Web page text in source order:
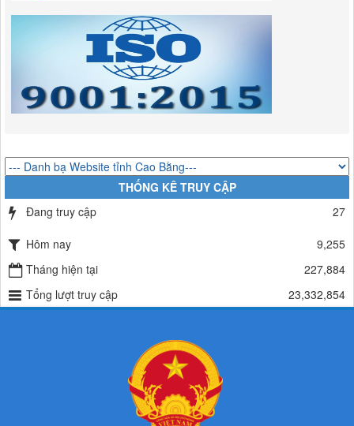
quyết của Ban Quản lý Khu kinh tế tỉnh Cao Bằng
Lượt xem:672 | lượt tải:203
Quyết định về việc công bố danh mục thủ tục hành chính mới ban
hành trong lĩnh vực khu công nghiệp, khu kinh tế thuộc thẩm quyền
giải quyết của Ban Quản lý Khu kinh tế tỉnh Cao Bằng
314/QĐ-BQLKKT
QUYẾT ĐỊNH Về việc công bố công khai thu hồi dự toán chi ngân
Lượt xem:488 | lượt tải:337
QUYẾT ĐỊNH Về việc công bố công khai giao dự toán chi ngân sách
Lượt xem:602 | lượt tải:650
THỐNG KÊ TRUY CẬP
Đang truy cập
27
Hôm nay
9,255
Tháng hiện tại
227,884
Tổng lượt truy cập
23,332,854